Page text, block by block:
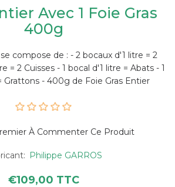
Avec 1 Foie Gras
400g
compose de : - 2 bocaux d'1 litre = 2
= 2 Cuisses - 1 bocal d'1 litre = Abats - 1
Grattons - 400g de Foie Gras Entier
À Commenter Ce Produit
Philippe GARROS
€109,00 TTC